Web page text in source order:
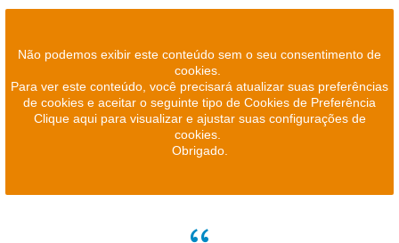
Não podemos exibir este conteúdo sem o seu consentimento de
cookies.
Para ver este conteúdo, você precisará atualizar suas preferências
de cookies e aceitar o seguinte tipo de Cookies de Preferência
Clique aqui para visualizar e ajustar suas configurações de
cookies.
Obrigado.